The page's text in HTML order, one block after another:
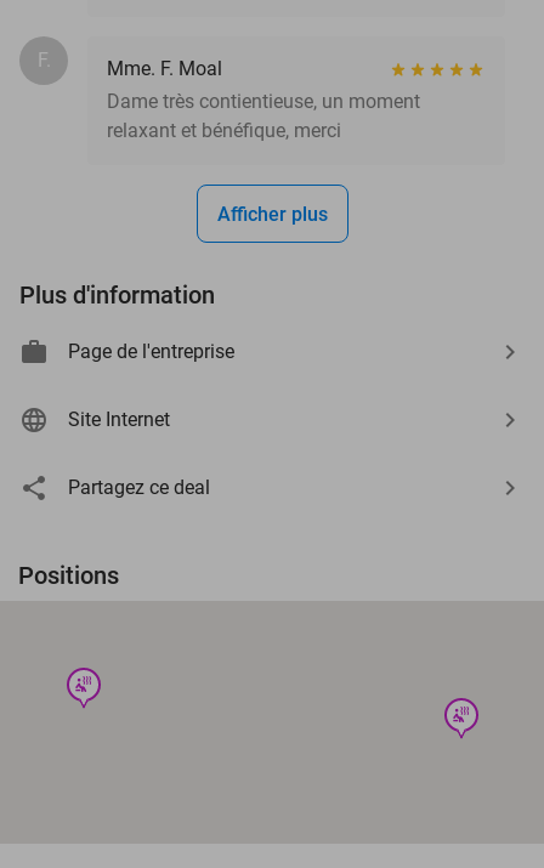
F.
Mme. F. Moal
Dame très contientieuse, un moment
relaxant et bénéfique, merci
Afficher plus
Plus d'information
Page de l'entreprise
Site Internet
Partagez ce deal
Positions
wellness
wellness